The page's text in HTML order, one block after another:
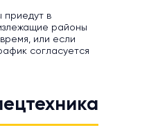
приедут в
районы
или если
согласуется